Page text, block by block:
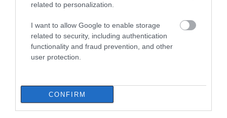
related to personalization.
I want to allow Google to enable storage
related to security, including authentication
functionality and fraud prevention, and other
user protection.
CONFIRM
Εύβοια! Τίμησαν τον Όσιο Ιωάννη
του Ρώσσο για το θαύμα της
βροχής στη φωτιά του 2021
08.08.2026 | 09:00
σήμερα, Σάββατο 8 Αυγούστου
08.08.2026 | 08:40
Καύσωνας και πολλά
Εύβοια! Συνεδρίασε η
επιτροπή εκτίμησης
κινδύνου
μεγάλο πεύκο σε αυλή
εκκλησίας